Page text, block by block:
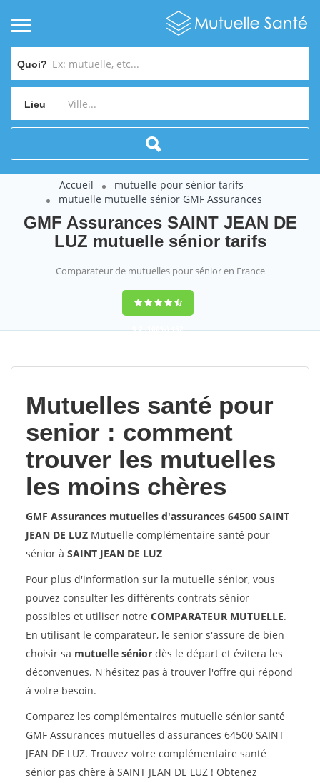
Quoi?
Lieu
Accueil
mutuelle pour sénior tarifs
mutuelle mutuelle sénior GMF Assurances
GMF Assurances SAINT JEAN DE
LUZ mutuelle sénior tarifs
Comparateur de mutuelles pour sénior en France
9,2(100%)452
Mutuelles santé pour
senior : comment
trouver les mutuelles
les moins chères
GMF Assurances mutuelles d'assurances 64500 SAINT
JEAN DE LUZ Mutuelle complémentaire santé pour
sénior à SAINT JEAN DE LUZ
Pour plus d'information sur la mutuelle sénior, vous
pouvez consulter les différents contrats sénior
possibles et utiliser notre COMPARATEUR MUTUELLE.
En utilisant le comparateur, le senior s'assure de bien
choisir sa mutuelle sénior dès le départ et évitera les
déconvenues. N'hésitez pas à trouver l'offre qui répond
à votre besoin.
Comparez les complémentaires mutuelle sénior santé
GMF Assurances mutuelles d'assurances 64500 SAINT
JEAN DE LUZ. Trouvez votre complémentaire santé
sénior pas chère à SAINT JEAN DE LUZ ! Obtenez